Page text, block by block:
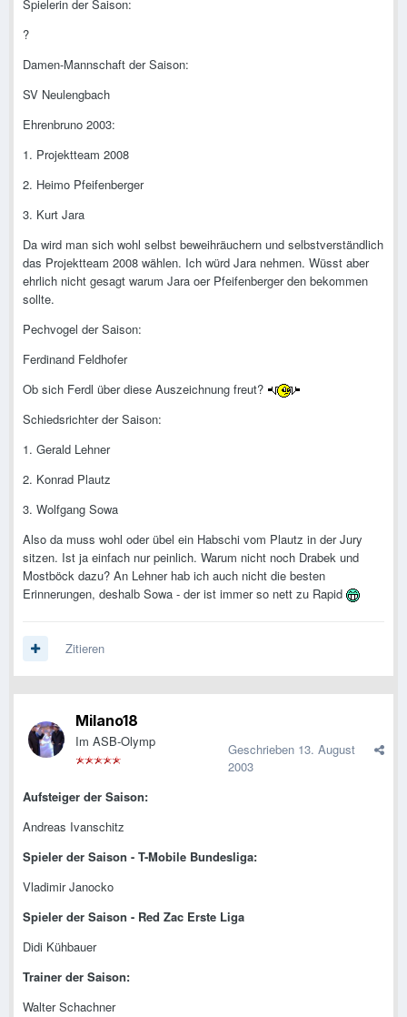
Spielerin der Saison:
?
Damen-Mannschaft der Saison:
SV Neulengbach
Ehrenbruno 2003:
1. Projektteam 2008
2. Heimo Pfeifenberger
3. Kurt Jara
Da wird man sich wohl selbst beweihräuchern und selbstverständlich
das Projektteam 2008 wählen. Ich würd Jara nehmen. Wüsst aber
ehrlich nicht gesagt warum Jara oer Pfeifenberger den bekommen
sollte.
Pechvogel der Saison:
Ferdinand Feldhofer
Ob sich Ferdl über diese Auszeichnung freut?
Schiedsrichter der Saison:
1. Gerald Lehner
2. Konrad Plautz
3. Wolfgang Sowa
Also da muss wohl oder übel ein Habschi vom Plautz in der Jury
sitzen. Ist ja einfach nur peinlich. Warum nicht noch Drabek und
Mostböck dazu? An Lehner hab ich auch nicht die besten
Erinnerungen, deshalb Sowa - der ist immer so nett zu Rapid
Zitieren
Milano18
Im ASB-Olymp Geschrieben 13. August
2003
Aufsteiger der Saison:
Andreas Ivanschitz
Spieler der Saison - T-Mobile Bundesliga:
Vladimir Janocko
Spieler der Saison - Red Zac Erste Liga
Didi Kühbauer
Trainer der Saison:
Walter Schachner